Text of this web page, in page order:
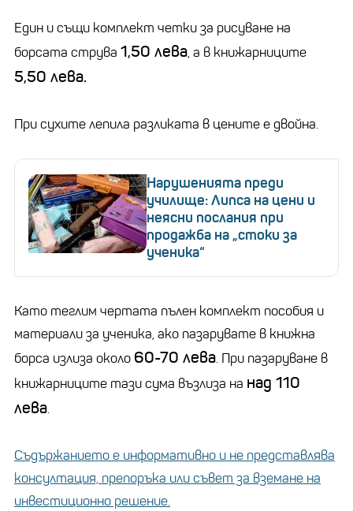
Един и същи комплект четки за рисуване на
борсата струва 1,50 лева, а в книжарниците
5,50 лева.
При сухите лепила разликата в цените е двойна.
Нарушенията преди
училище: Липса на цени и
неясни послания при
продажба на „стоки за
ученика“
Като теглим чертата пълен комплект пособия и
материали за ученика, ако пазарувате в книжна
борса излиза около 60-70 лева. При пазаруване в
книжарниците тази сума възлиза на над 110
лева.
Съдържанието е информативно и не представлява
консултация, препоръка или съвет за вземане на
инвестиционно решение.